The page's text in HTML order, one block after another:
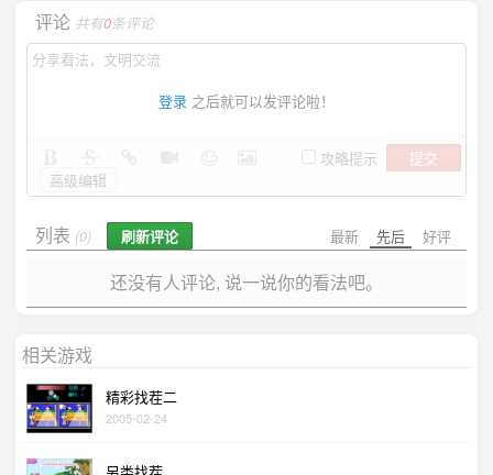
评论 共有0条评论
登录 之后就可以发评论啦！
攻略提示
提交
高级编辑
最新 先后 好评
列表 (0) 刷新评论
还没有人评论, 说一说你的看法吧。
相关游戏
精彩找茬二
2005-02-24